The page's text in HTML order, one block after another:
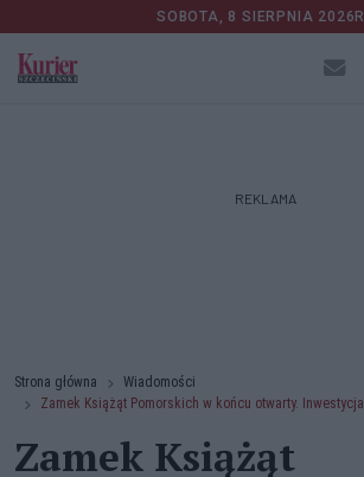
SOBOTA, 8 SIERPNIA
REKLAMA
Strona główna
Wiadomości
Zamek Książąt Pomorskich w końcu otwarty.
Zamek Książąt